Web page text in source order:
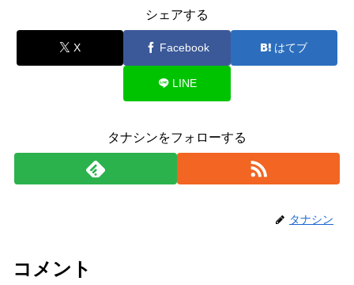
シェアする
X Facebook はてブ
LINE
タナシンをフォローする
タナシン
コメント